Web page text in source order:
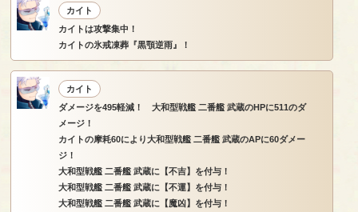
カイト
カイトは攻撃集中！
カイトの氷戒凍葬『黒顎逆雨』！
カイト
ダメージを495軽減！ 大和型戦艦 二番艦 武蔵のHPに511のダ
メージ！
カイトの摩耗60により大和型戦艦 二番艦 武蔵のAPに60ダメー
ジ！
大和型戦艦 二番艦 武蔵に【不吉】を付与！
大和型戦艦 二番艦 武蔵に【不運】を付与！
大和型戦艦 二番艦 武蔵に【魔凶】を付与！